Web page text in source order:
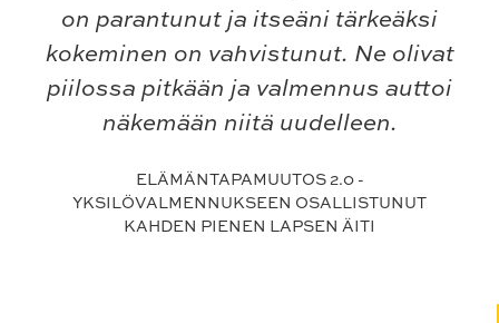
on parantunut ja itseäni tärkeäksi
kokeminen on vahvistunut. Ne olivat
piilossa pitkään ja valmennus auttoi
näkemään niitä uudelleen.
ELÄMÄNTAPAMUUTOS 2.0 -
YKSILÖVALMENNUKSEEN OSALLISTUNUT
KAHDEN PIENEN LAPSEN ÄITI